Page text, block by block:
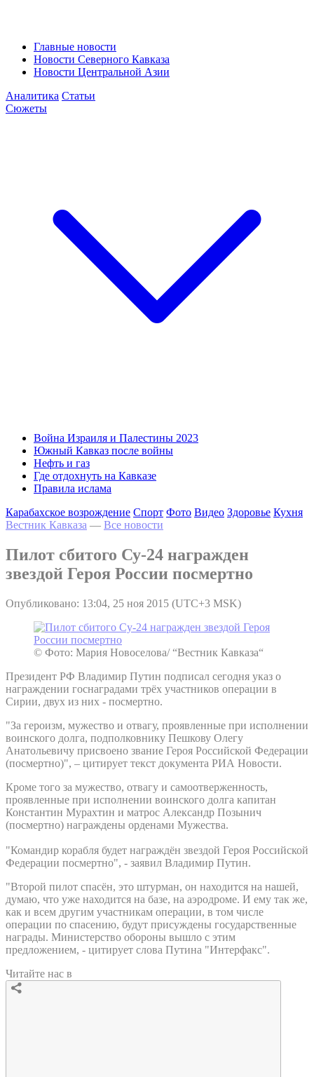
Главные новости
Новости Северного Кавказа
Новости Центральной Азии
Аналитика Статьи
Сюжеты
Война Израиля и Палестины 2023
Южный Кавказ после войны
Нефть и газ
Где отдохнуть на Кавказе
Правила ислама
Карабахское возрождение Спорт Фото Видео Здоровье Кухня
Вестник Кавказа — Все новости
Пилот сбитого Су-24 награжден
звездой Героя России посмертно
Опубликовано: 13:04, 25 ноя 2015 (UTC+3 MSK)
© Фото: Мария Новоселова/ “Вестник Кавказа“
Президент РФ Владимир Путин подписал сегодня указ о
награждении госнаградами трёх участников операции в
Сирии, двух из них - посмертно.
"За героизм, мужество и отвагу, проявленные при исполнении
воинского долга, подполковнику Пешкову Олегу
Анатольевичу присвоено звание Героя Российской Федерации
(посмертно)", – цитирует текст документа РИА Новости.
Кроме того за мужество, отвагу и самоотверженность,
проявленные при исполнении воинского долга капитан
Константин Мурахтин и матрос Александр Позынич
(посмертно) награждены орденами Мужества.
"Командир корабля будет награждён звездой Героя Российской
Федерации посмертно", - заявил Владимир Путин.
"Второй пилот спасён, это штурман, он находится на нашей,
думаю, что уже находится на базе, на аэродроме. И ему так же,
как и всем другим участникам операции, в том числе
операции по спасению, будут присуждены государственные
награды. Министерство обороны вышло с этим
предложением, - цитирует слова Путина "Интерфакс".
Читайте нас в